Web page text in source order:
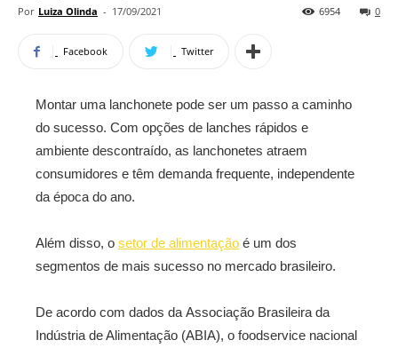
Por Luiza Olinda - 17/09/2021 0
6954
Facebook Twitter
Montar uma lanchonete pode ser um passo a caminho
do sucesso. Com opções de lanches rápidos e
ambiente descontraído, as lanchonetes atraem
consumidores e têm demanda frequente, independente
da época do ano.
Além disso, o setor de alimentação é um dos
segmentos de mais sucesso no mercado brasileiro.
De acordo com dados da Associação Brasileira da
Indústria de Alimentação (ABIA), o foodservice nacional